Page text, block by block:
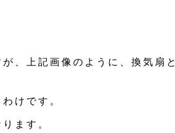
、上記画像のように、換気扇と
けです。
ます。